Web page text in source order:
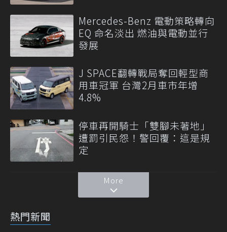
Mercedes-Benz 電動策略轉向
EQ 命名淡出 燃油與電動並行
發展
J SPACE翻轉戰局奪回輕型商
用車冠軍 台灣2月車市年增
4.8%
停車再開騎士「雙腳未著地」
遭罰引民怨！警回覆：這是規
定
More
熱門新聞